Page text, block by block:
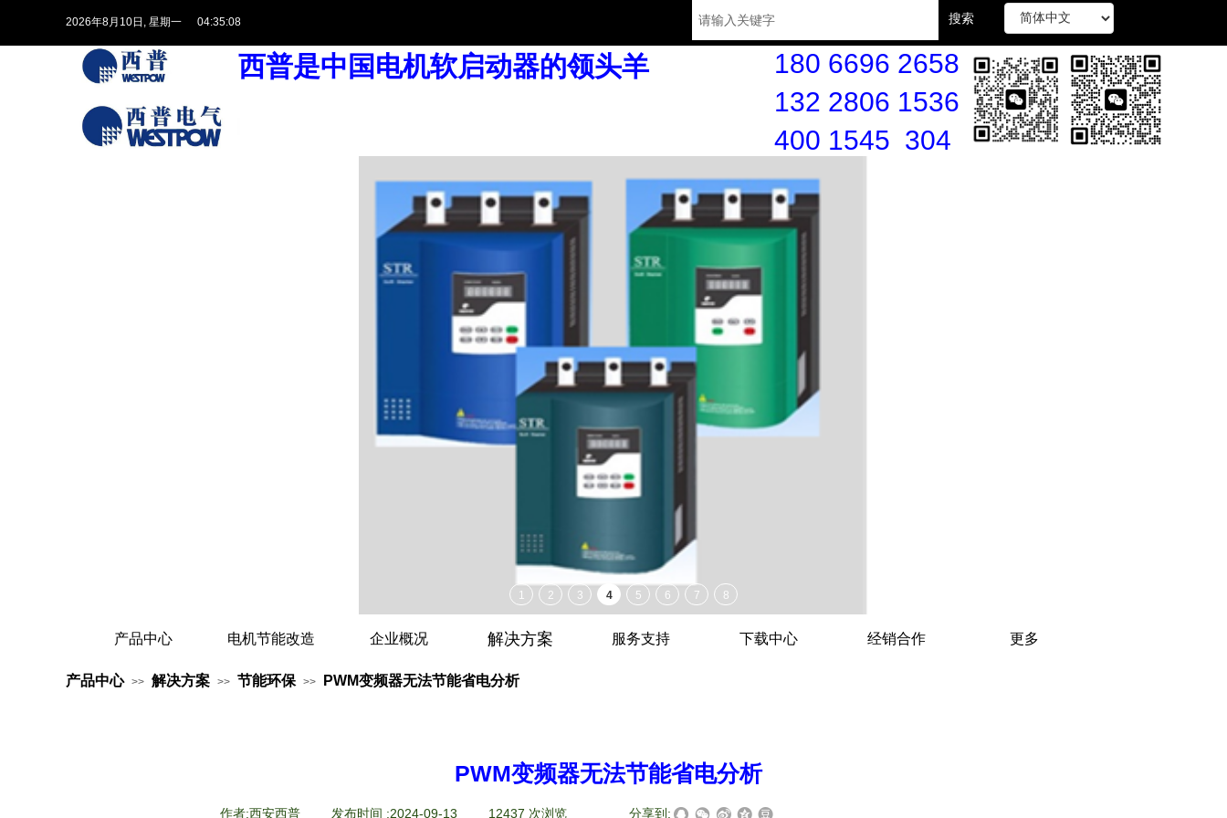
搜索
2026年8月 10日 , 星期一 04:35:08
180 6696 2658
132 2806 1536
400 1545 304
西普是中国电机软启动器的领头羊
产品中心 电机节能改造 企业概况 解决方案 服务支持 下载中心 经销合作 更多
产品中心 >> 解决方案 >> 节能环保 >> PWM变频器无法节能省电分析
PWM变频器无法节能省电分析
作者:西安西普 发布时间 :2024-09-13 12437 次浏览 分享到: